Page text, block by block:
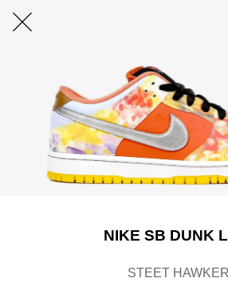
NIKE SB DUNK
STEET HAWKER